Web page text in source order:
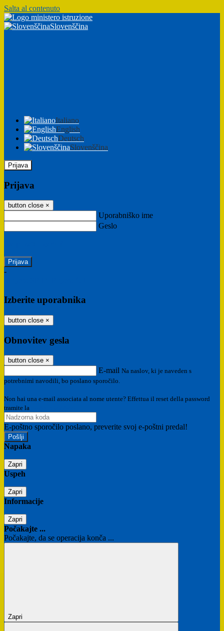
Salta al contenuto
Slovenščina
Italiano
English
Deutsch
Slovenščina
Prijava
Prijava
button close ×
Uporabniško ime
Geslo
-
Izberite uporabnika
button close ×
Obnovitev gesla
button close ×
E-mail Na naslov, ki je naveden s
potrebnimi navodili, bo poslano sporočilo.
Non hai una e-mail associata al nome utente? Effettua il reset della password
tramite la
E-poštno sporočilo poslano, preverite svoj e-poštni predal!
Napaka
Zapri
Uspeh
Zapri
Informacije
Zapri
Počakajte ...
Počakajte, da se operacija konča ...
Zapri